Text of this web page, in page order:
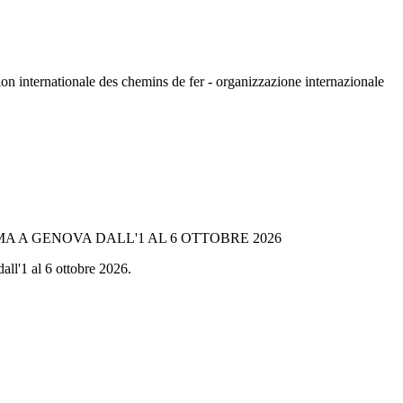
internationale des chemins de fer - organizzazione internazionale
A GENOVA DALL'1 AL 6 OTTOBRE 2026
al 6 ottobre 2026.